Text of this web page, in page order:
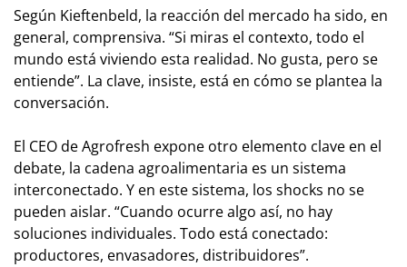
Según Kieftenbeld, la reacción del mercado ha sido, en
general, comprensiva. “Si miras el contexto, todo el
mundo está viviendo esta realidad. No gusta, pero se
entiende”. La clave, insiste, está en cómo se plantea la
conversación.
El CEO de Agrofresh expone otro elemento clave en el
debate, la cadena agroalimentaria es un sistema
interconectado. Y en este sistema, los shocks no se
pueden aislar. “Cuando ocurre algo así, no hay
soluciones individuales. Todo está conectado:
productores, envasadores, distribuidores”.